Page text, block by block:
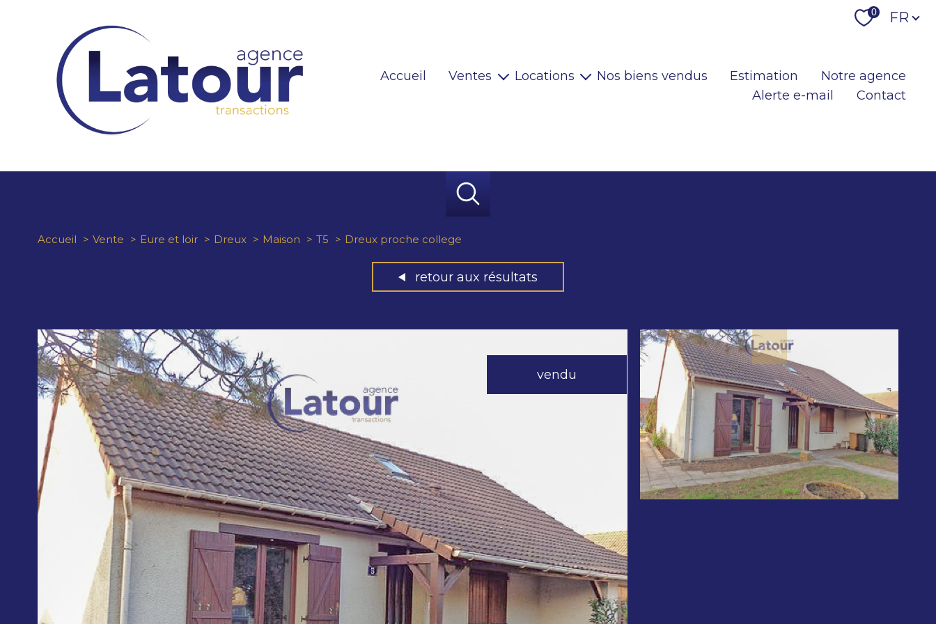
0 Langue
FR
Accueil Ventes
Locaux pro
Immeubles
Locations Nos biens vendus Estimation
Notre agence
Alerte e-mail
Contact
Accueil Vente Eure et loir Dreux Maison T5 Dreux proche college
retour aux résultats
vendu